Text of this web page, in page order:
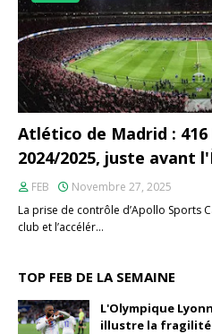
Atlético de Madrid :
2024/2025, juste avant
FEB
Novembre 27, 2025
La prise de contrôle d’Apollo Sports
club et l’accélér…
TOP FEB DE LA SEMAINE
L'Olympique
illustre la fragilité